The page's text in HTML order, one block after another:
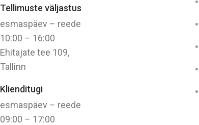
Tellimuste väljastus
esmaspäev – reede
10:00 – 16:00
Ehitajate tee 109,
Tallinn
Klienditugi
esmaspäev – reede
09:00 – 17:00